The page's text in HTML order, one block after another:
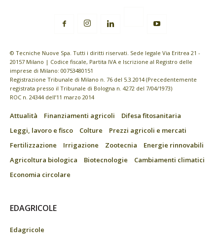
© Tecniche Nuove Spa. Tutti i diritti riservati. Sede legale Via Eritrea 21 -
20157 Milano | Codice fiscale, Partita IVA e Iscrizione al Registro delle
imprese di Milano: 00753480151
Registrazione Tribunale di Milano n. 76 del 5.3.2014 (Precedentemente
registrata presso il Tribunale di Bologna n. 4272 del 7/04/1973)
ROC n. 24344 dell’11 marzo 2014
Attualità Finanziamenti agricoli
Difesa fitosanitaria
Leggi, lavoro e fisco
Colture
Prezzi agricoli e mercati
Fertilizzazione
Irrigazione Zootecnia
Energie rinnovabili
Agricoltura biologica
Biotecnologie
Cambiamenti climatici
Economia circolare
EDAGRICOLE
Edagricole